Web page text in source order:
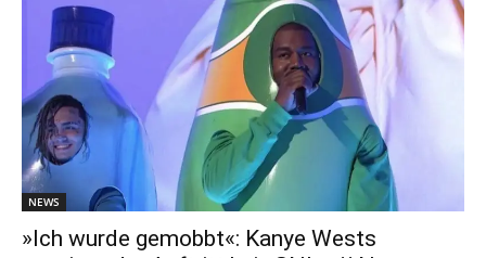
NEWS
»Ich wurde gemobbt«: Kanye Wests